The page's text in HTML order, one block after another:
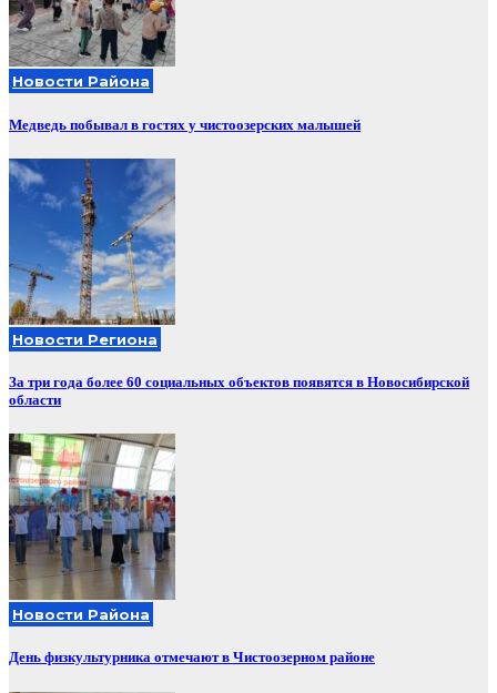
Новости Района
Медведь побывал в гостях у чистоозерских малышей
Новости Региона
За три года более 60 социальных объектов появятся в Новосибирской
области
Новости Района
День физкультурника отмечают в Чистоозерном районе